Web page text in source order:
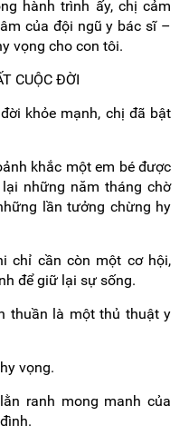
hành trình ấy, chị cảm
của đội ngũ y bác sĩ –
vọng cho con tôi.
CUỘC ĐỜI
khỏe mạnh, chị đã bật
khắc một em bé được
những năm tháng chờ
lần tưởng chừng hy
chỉ cần còn một cơ hội,
để giữ lại sự sống.
thuần là một thủ thuật y
vọng.
ranh mong manh của